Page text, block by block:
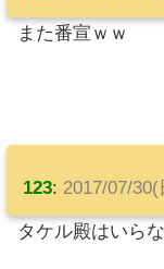
また番宣ｗｗ
123: 2017/07/
タケル殿はいら